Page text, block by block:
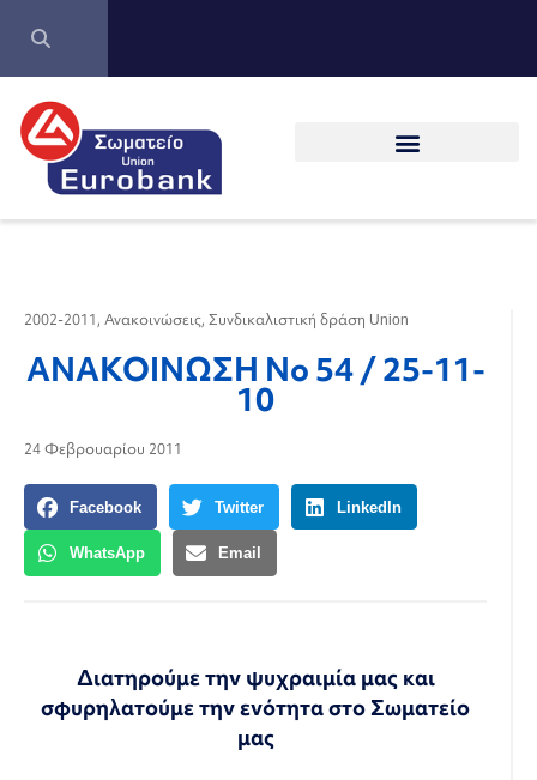
2002-2011, Ανακοινώσεις, Συνδικαλιστική δράση Union
ΑΝΑΚΟΙΝΩΣΗ Νο 54 / 25-11-
10
24 Φεβρουαρίου 2011
Facebook Twitter LinkedIn
WhatsApp Email
Διατηρούμε την ψυχραιμία μας και
σφυρηλατούμε την ενότητα στο Σωματείο
μας